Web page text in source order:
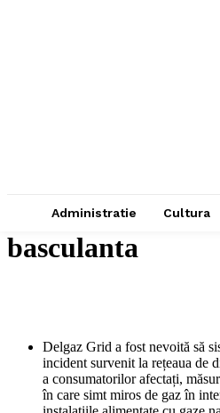
Administratie Cultura
basculanta
Delgaz Grid a fost nevoită să
incident survenit la rețeaua de
a consumatorilor afectați,
în care simt miros de gaz în